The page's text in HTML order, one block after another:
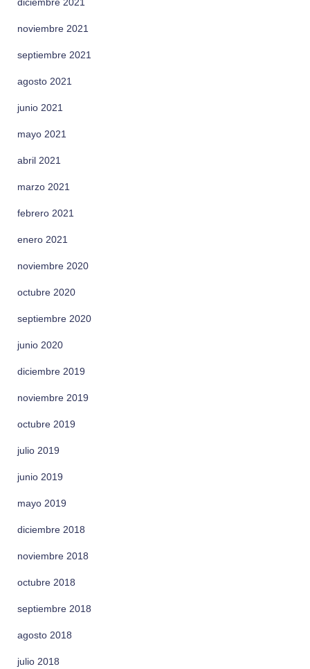
noviembre 2021
septiembre 2021
agosto 2021
junio 2021
mayo 2021
abril 2021
marzo 2021
febrero 2021
enero 2021
noviembre 2020
octubre 2020
septiembre 2020
junio 2020
diciembre 2019
noviembre 2019
octubre 2019
julio 2019
junio 2019
mayo 2019
diciembre 2018
noviembre 2018
octubre 2018
septiembre 2018
agosto 2018
julio 2018